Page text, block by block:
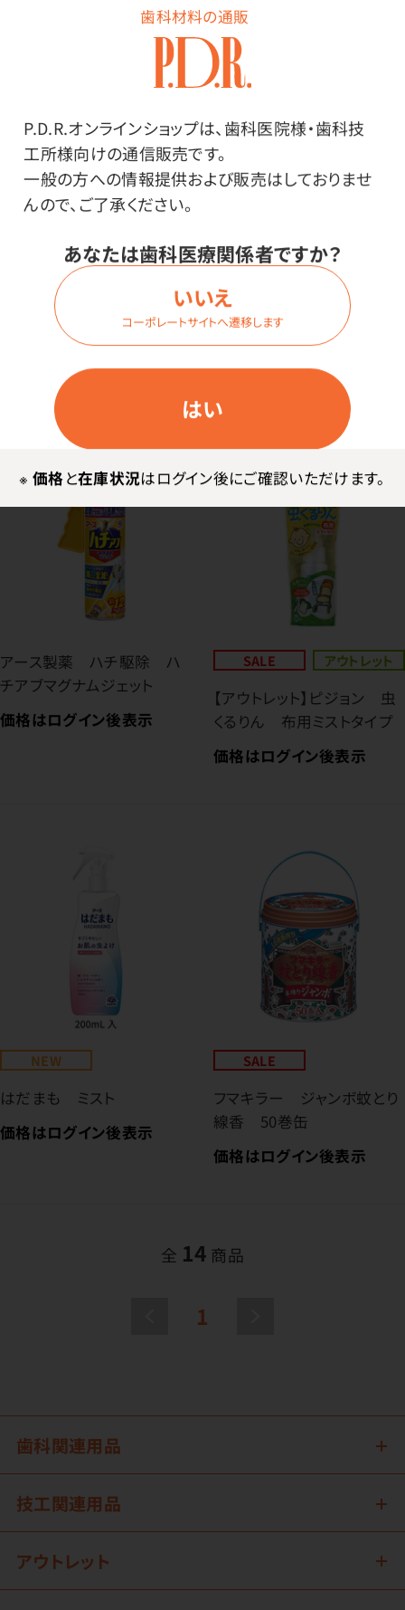
歯科材料の通販
P.D.R.オンラインショップは、歯科医院様・歯科技
工所様向けの通信販売です。
一般の方への情報提供および販売はしておりませ
んので、ご了承ください。
あなたは歯科医療関係者ですか？
はい
いいえ
コーポレートサイトへ遷移します
※ 価格と在庫状況はログイン後にご確認いただけます。
生活の木 シトロネラ キ
ャンドル
アース製薬 殺虫剤・防虫
剤 虫コロリアース（粉剤）
アース製薬 ハチ駆除 ハ
チアブマグナムジェット
価格はログイン後表示
SALE アウトレット
【アウトレット】ピジョン 虫
くるりん 布用ミストタイプ
価格はログイン後表示
NEW
はだまも ミスト
価格はログイン後表示
SALE
フマキラー ジャンボ蚊とり
線香 50巻缶
価格はログイン後表示
全 14 商品
1
歯科関連用品
技工関連用品
アウトレット